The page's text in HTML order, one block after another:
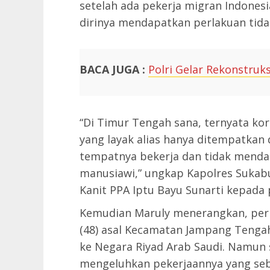
setelah ada pekerja migran
dirinya mendapatkan perlakuan
BACA JUGA : Polri Gelar
“Di Timur Tengah sana, ternyata
yang layak alias hanya
tempatnya bekerja dan tidak
manusiawi,” ungkap Kapolres
Kanit PPA Iptu Bayu Sunarti kepada
Kemudian Maruly menerangkan,
(48) asal Kecamatan Jampang
ke Negara Riyad Arab Saudi.
mengeluhkan pekerjaannya yang